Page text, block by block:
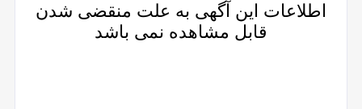
اطلاعات این آگهی به علت منقضی شدن
قابل مشاهده نمی باشد